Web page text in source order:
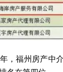
，福州房产中